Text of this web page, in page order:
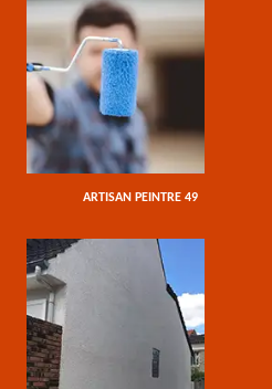
ARTISAN PEINTRE 49